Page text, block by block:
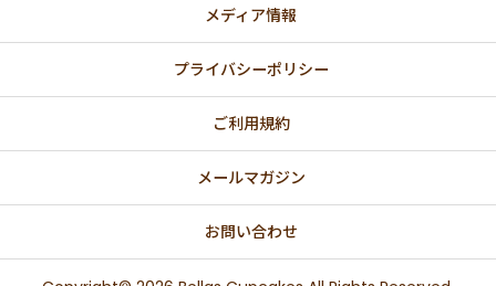
メディア情報
プライバシーポリシー
ご利用規約
メールマガジン
お問い合わせ